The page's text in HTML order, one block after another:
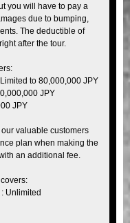
you will have to pay a
due to bumping,
The deductible of
after the tour.
to 80,000,000 JPY
JPY
JPY
valuable customers
plan when making the
an additional fee.
Unlimited